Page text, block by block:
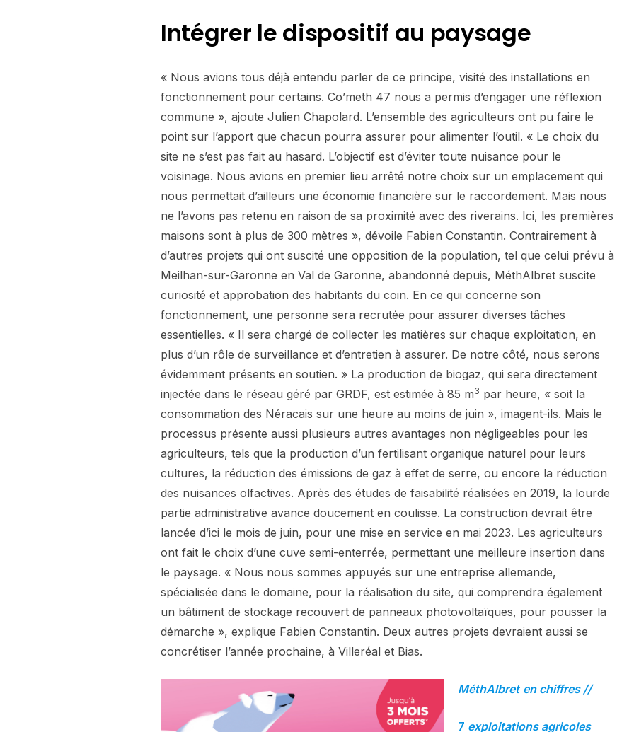
Intégrer le dispositif au paysage
« Nous avions tous déjà entendu parler de ce principe, visité des installations en
fonctionnement pour certains. Co’meth 47 nous a permis d’engager une réflexion
commune », ajoute Julien Chapolard. L’ensemble des agriculteurs ont pu faire le
point sur l’apport que chacun pourra assurer pour alimenter l’outil. « Le choix du
site ne s’est pas fait au hasard. L’objectif est d’éviter toute nuisance pour le
voisinage. Nous avions en premier lieu arrêté notre choix sur un emplacement qui
nous permettait d’ailleurs une économie financière sur le raccordement. Mais nous
ne l’avons pas retenu en raison de sa proximité avec des riverains. Ici, les premières
maisons sont à plus de 300 mètres », dévoile Fabien Constantin. Contrairement à
d’autres projets qui ont suscité une opposition de la population, tel que celui prévu à
Meilhan-sur-Garonne en Val de Garonne, abandonné depuis, MéthAlbret suscite
curiosité et approbation des habitants du coin. En ce qui concerne son
fonctionnement, une personne sera recrutée pour assurer diverses tâches
essentielles. « Il sera chargé de collecter les matières sur chaque exploitation, en
plus d’un rôle de surveillance et d’entretien à assurer. De notre côté, nous serons
évidemment présents en soutien. » La production de biogaz, qui sera directement
injectée dans le réseau géré par GRDF, est estimée à 85 m3 par heure, « soit la
consommation des Néracais sur une heure au moins de juin », imagent-ils. Mais le
processus présente aussi plusieurs autres avantages non négligeables pour les
agriculteurs, tels que la production d’un fertilisant organique naturel pour leurs
cultures, la réduction des émissions de gaz à effet de serre, ou encore la réduction
des nuisances olfactives. Après des études de faisabilité réalisées en 2019, la lourde
partie administrative avance doucement en coulisse. La construction devrait être
lancée d’ici le mois de juin, pour une mise en service en mai 2023. Les agriculteurs
ont fait le choix d’une cuve semi-enterrée, permettant une meilleure insertion dans
le paysage. « Nous nous sommes appuyés sur une entreprise allemande,
spécialisée dans le domaine, pour la réalisation du site, qui comprendra également
un bâtiment de stockage recouvert de panneaux photovoltaïques, pour pousser la
démarche », explique Fabien Constantin. Deux autres projets devraient aussi se
concrétiser l’année prochaine, à Villeréal et Bias.
MéthAlbret en chiffres //
7 exploitations agricoles